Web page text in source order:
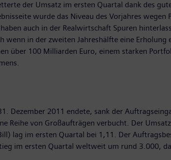
der Umsatz im ersten Quartal dank des
wurde das Niveau des Vorjahres
auch in der Realwirtschaft Spuren
wenn in der zweiten Jahreshälfte eine
über 100 Milliarden Euro, einem starken
Dezember 2011 endete, sank der
Reihe von Großaufträgen verbucht. Der
lag im ersten Quartal bei 1,11. Der
im ersten Quartal weltweit um rund 3.000,